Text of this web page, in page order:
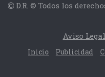
D.R. © Todos los
Aviso Legal
Inicio Publicidad